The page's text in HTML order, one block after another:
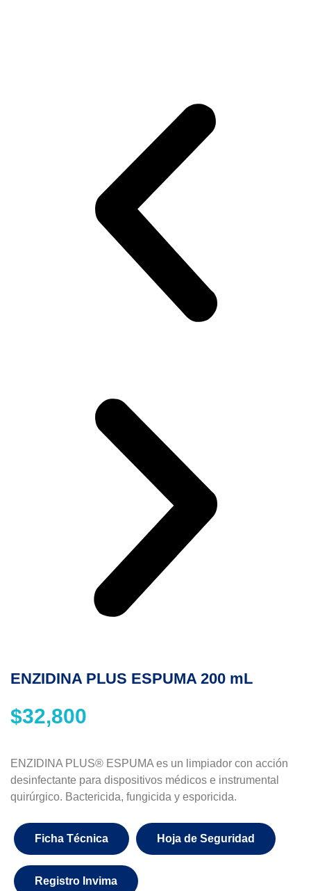
ENZIDINA PLUS ESPUMA 200 mL
$32,800
ENZIDINA PLUS® ESPUMA es un limpiador con acción
desinfectante para dispositivos médicos e instrumental
quirúrgico. Bactericida, fungicida y esporicida.
Ficha Técnica Hoja de Seguridad
Registro Invima